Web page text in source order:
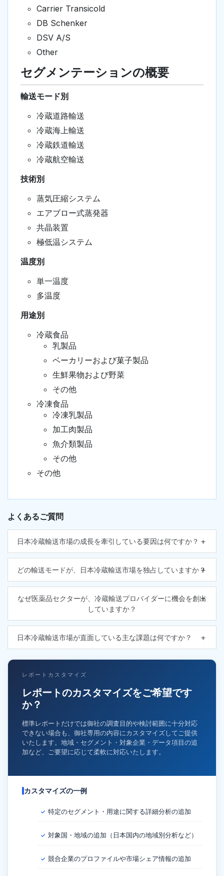
Carrier Transicold
DB Schenker
DSV A/S
Other
セグメンテーションの概要
輸送モード別
冷蔵道路輸送
冷蔵海上輸送
冷蔵鉄道輸送
冷蔵航空輸送
技術別
蒸気圧縮システム
エアブロー式蒸発器
共晶装置
極低温システム
温度別
単一温度
多温度
用途別
冷蔵食品
乳製品
ベーカリーおよび菓子製品
生鮮果物および野菜
その他
冷凍食品
冷凍乳製品
加工肉製品
魚介類製品
その他
その他
よくあるご質問
日本冷蔵輸送市場の成長を牽引している要因は何ですか？
どの輸送モードが、日本冷蔵輸送市場を独占していますか？
なぜ医薬品セクターが、冷蔵輸送プロバイダーに機会を創出
していますか？
日本冷蔵輸送市場が直面している主な課題は何ですか？
レポートカスタマイズ
レポートのカスタマイズをご希望です
か？
標準レポートだけでは御社の調査目的や検討範囲に十分対応
できない場合も、御社専用の内容にカスタマイズしてご提供
いたします。地域・セグメント・対象企業・データ項目の追
加など、ご要望に応じて柔軟に対応いたします。
カスタマイズの一例
✓ 特定のセグメント・用途に関する詳細分析の追加
✓ 対象国・地域の追加（日本国内の地域別分析など）
✓ 競合企業のプロファイルや市場シェア情報の追加